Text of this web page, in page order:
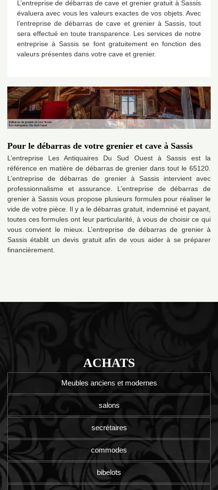
L’entreprise de débarras de cave et grenier gratuit à Sassis
évaluera avec vous les valeurs exactes de vos objets. Avec
l’entreprise de débarras de cave et grenier à Sassis, tout
sera effectué en toute transparence. Les services de notre
entreprise à Sassis se font gratuitement en fonction des
valeurs présentes dans votre cave et grenier.
Pour le débarras de votre grenier et cave à Sassis
L’entreprise Les Antiquaires Du Sud Ouest à Sassis est la
référence en matière de débarras de grenier dans tout le 65120.
L’entreprise de débarras de grenier à Sassis intervient avec
professionnalisme et assurance. L’entreprise de débarras de
grenier à Sassis vous propose plusieurs formules pour réaliser le
vide de votre pièce. Il y a le débarras gratuit, indemnisé et payant,
toutes ces formules ont leur particularité, à vous de choisir ce qui
vous convient le mieux. L’entreprise de débarras de grenier à
Sassis établit un devis gratuit afin de vous aider à se préparer
financièrement.
ACHATS
Meubles anciens et modernes
salons
secrétaires
commodes
bibelots